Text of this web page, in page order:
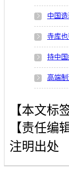
中国
寺库
持中
高端
【本文标
【责任编
注明出处